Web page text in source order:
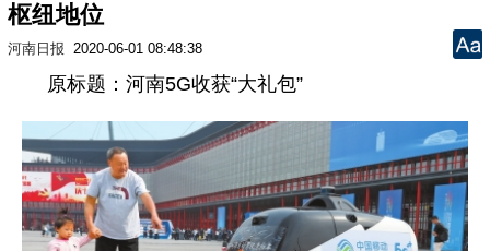
枢纽地位
河南日报 2020-06-01 08:48:38
原标题：河南5G收获“大礼包”